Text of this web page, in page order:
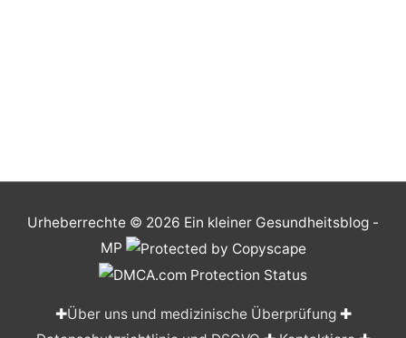
Urheberrechte © 2026 Ein kleiner Gesundheitsblog -
MP
✚Über uns und medizinische Überprüfung✚